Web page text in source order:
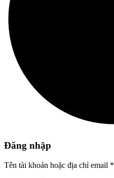
Đăng nhập
Tên tài khoản hoặc địa chỉ email *